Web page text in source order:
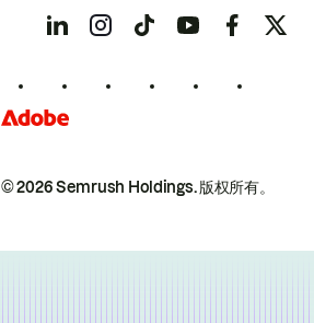
© 2026 Semrush Holdings.版权所有。